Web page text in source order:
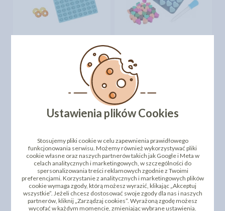
FOREMKA SILIKONOWA +
9,41 zł
DO KOSZYKA
FOREMKA SILIKONOWA +
FOREMKA SILIKONOWA -
BORDIURA Z
KLEJNOTAMI
FOREMKA SILIKONOWA -
BORDIURA Z KWIATAMI
Ustawienia plików Cookies
Stosujemy pliki cookie w celu zapewnienia prawidłowego
funkcjonowania serwisu. Możemy również wykorzystywać pliki
cookie własne oraz naszych partnerów takich jak Google i Meta w
celach analitycznych i marketingowych, w szczególności do
spersonalizowania treści reklamowych zgodnie z Twoimi
preferencjami. Korzystanie z analitycznych i marketingowych plików
cookie wymaga zgody, którą możesz wyrazić, klikając „Akceptuj
wszystkie”. Jeżeli chcesz dostosować swoje zgody dla nas i naszych
partnerów, kliknij „Zarządzaj cookies”. Wyrażoną zgodę możesz
wycofać w każdym momencie, zmieniając wybrane ustawienia.